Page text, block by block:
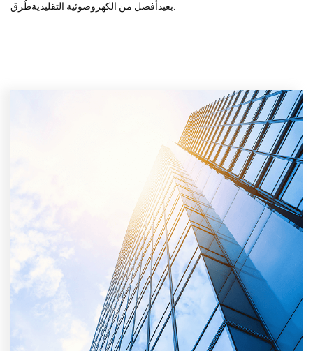
بعيدأفضل من الكهروضوئية التقليدية طُرق.